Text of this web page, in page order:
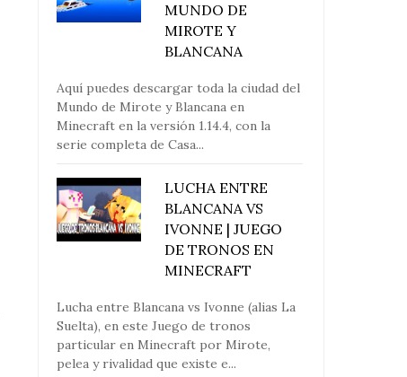
MUNDO DE
MIROTE Y
BLANCANA
Aquí puedes descargar toda la ciudad del
Mundo de Mirote y Blancana en
Minecraft en la versión 1.14.4, con la
serie completa de Casa...
LUCHA ENTRE
BLANCANA VS
IVONNE | JUEGO
DE TRONOS EN
MINECRAFT
Lucha entre Blancana vs Ivonne (alias La
Suelta), en este Juego de tronos
particular en Minecraft por Mirote,
pelea y rivalidad que existe e...